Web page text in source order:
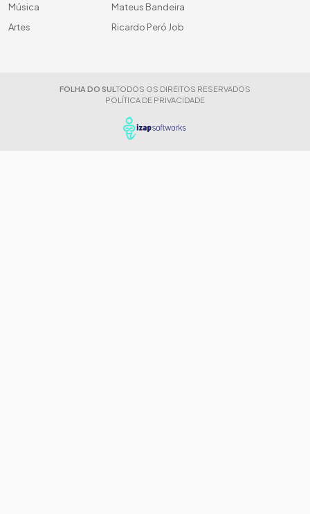
Música
Artes
Mateus Bandeira
Ricardo Peró Job
FOLHA DO SUL TODOS OS DIREITOS RESERVADOS
POLÍTICA DE PRIVACIDADE